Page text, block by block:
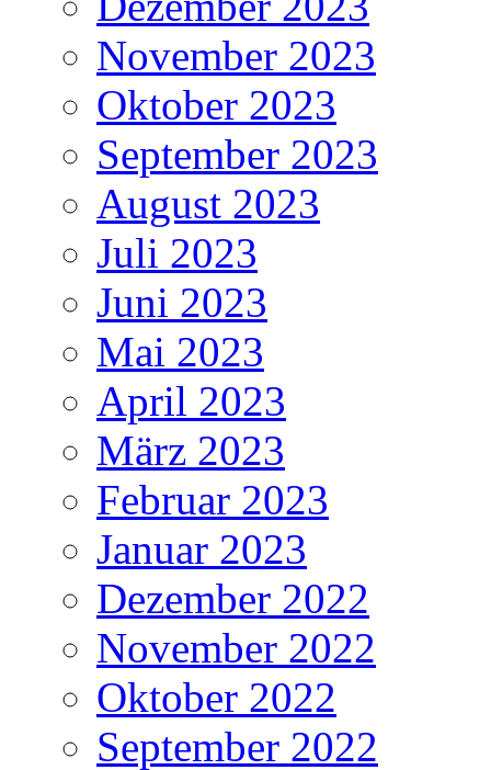
November 2023
Oktober 2023
September 2023
August 2023
Juli 2023
Juni 2023
Mai 2023
April 2023
März 2023
Februar 2023
Januar 2023
Dezember 2022
November 2022
Oktober 2022
September 2022